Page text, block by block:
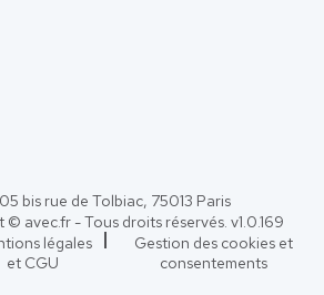
bis rue de Tolbiac, 75013 Paris
© avec.fr - Tous droits réservés. v1.0.169
légales
et CGU
Gestion des cookies et
consentements